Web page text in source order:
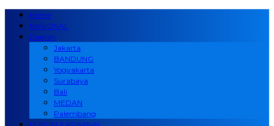
Home
NASIONAL
Daerah
Jakarta
BANDUNG
Yogyakarta
Surabaya
Bali
MEDAN
Palembang